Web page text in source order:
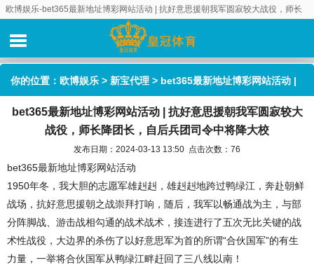
欧博娱乐-bet365最新地址博彩网站活动 | 抗好意思援朝我军圆寂较大战役，师长
降团长，自后兵团司令中将降大校
你的位置： 欧博娱乐 > 新宝代理 > bet365最新地址博彩网站活动 |
抗好意思援朝我军圆寂较大战役，师长降团长，自后兵团司令中将
bet365最新地址博彩网站活动 | 抗好意思援朝我军圆寂较大
战役，师长降团长，自后兵团司令中将降大校
发布日期：2024-03-13 13:50 点击次数：76
bet365最新地址博彩网站活动
1950年冬，我大胆的志愿军雄赳赳，雄赳赳地跨过鸭绿江，奔赴朝鲜
战场，抗好意思援朝之战崇拜打响，随后，我军以畅通战为主，与部
分阵脚战、游击战相勾通的战术战术，接连进行了五次无比关键的战
术性战役，大边界的杀伤了以好意思军为首的所谓“合伙国军”的有生
力量，一举将合伙国军从鸭绿江畔赶回了三八线以南！